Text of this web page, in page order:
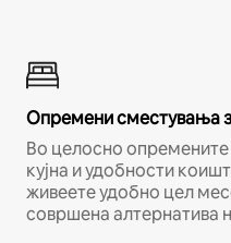
Опремени сместувања
Во целосно
кујна и удобности
живеете удобно цел
совршена алтернатива